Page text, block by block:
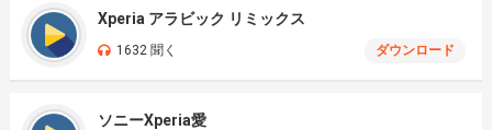
Xperia アラビック リミックス
1632 聞く ダウンロード
ソニーXperia愛